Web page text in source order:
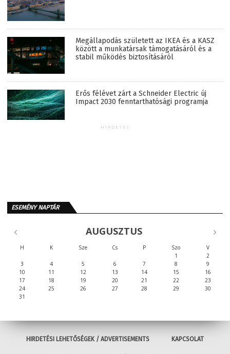
Megállapodás született az IKEA és a KASZ
között a munkatársak támogatásáról és a
stabil működés biztosításáról
Erős félévet zárt a Schneider Electric új
Impact 2030 fenntarthatósági programja
HIRDETÉS
ESEMÉNY NAPTÁR
AUGUSZTUS
H K Sze Cs P Szo
V
1
2
3
4 5 6 7 8
9
10
11 12 13 14 15
16
17
18 19 20 21 22
23
24
25 26 27 28 29
30
31
HIRDETÉSI LEHETŐSÉGEK / ADVERTISEMENTS KAPCSOLAT